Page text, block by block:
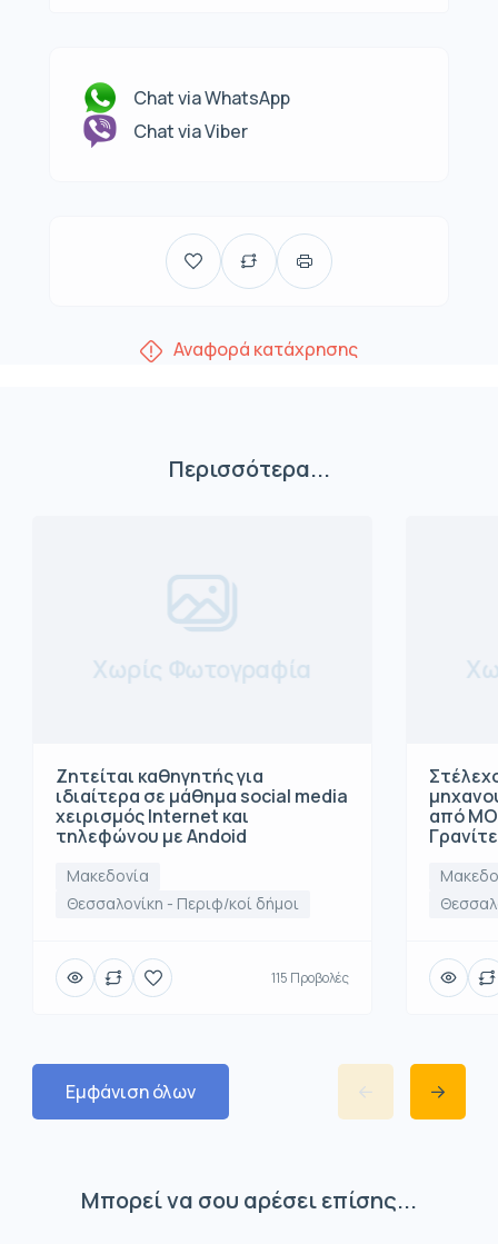
Chat via WhatsApp
Chat via Viber
Αναφορά κατάχρησης
Περισσότερα...
Χωρίς Φωτογραφία
Ζητείται καθηγητής για
ιδιαίτερα σε μάθημα social media
χειρισμός Internet και
τηλεφώνου με Andoid
Μακεδονία
Θεσσαλονίκη - Περιφ/κοί δήμοι
115 Προβολές
από
Εμφάνιση όλων
Μπορεί να σου αρέσει επίσης...